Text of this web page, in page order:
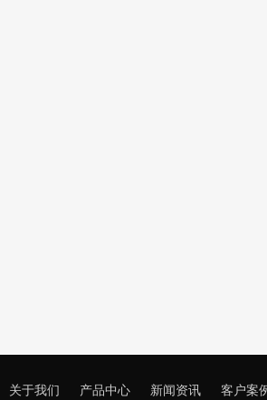
关于我们 产品中心 新闻资讯 客户案